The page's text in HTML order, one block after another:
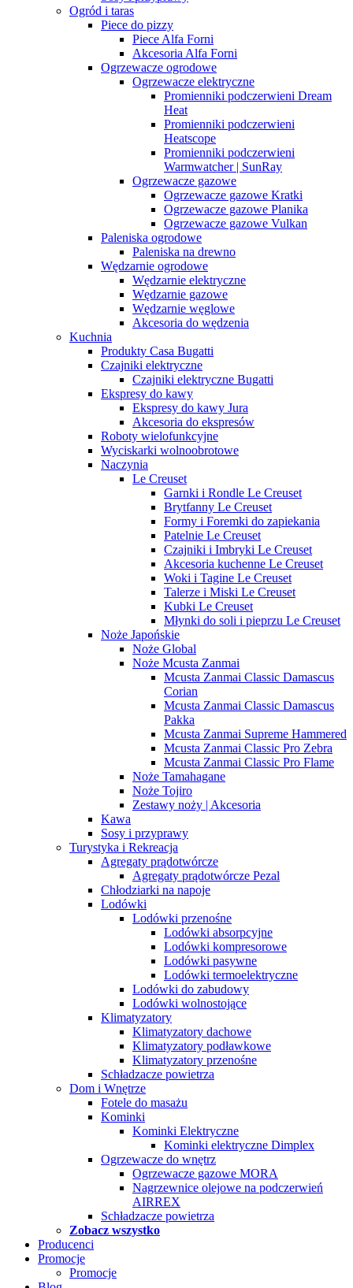
Ogród i taras
Piece do pizzy
Piece Alfa Forni
Akcesoria Alfa Forni
Ogrzewacze ogrodowe
Ogrzewacze elektryczne
Promienniki podczerwieni Dream
Heat
Promienniki podczerwieni
Heatscope
Promienniki podczerwieni
Warmwatcher | SunRay
Ogrzewacze gazowe
Ogrzewacze gazowe Kratki
Ogrzewacze gazowe Planika
Ogrzewacze gazowe Vulkan
Paleniska ogrodowe
Paleniska na drewno
Wędzarnie ogrodowe
Wędzarnie elektryczne
Wędzarnie gazowe
Wędzarnie węglowe
Akcesoria do wędzenia
Kuchnia
Produkty Casa Bugatti
Czajniki elektryczne
Czajniki elektryczne Bugatti
Ekspresy do kawy
Ekspresy do kawy Jura
Akcesoria do ekspresów
Roboty wielofunkcyjne
Wyciskarki wolnoobrotowe
Naczynia
Le Creuset
Garnki i Rondle Le Creuset
Brytfanny Le Creuset
Formy i Foremki do zapiekania
Patelnie Le Creuset
Czajniki i Imbryki Le Creuset
Akcesoria kuchenne Le Creuset
Woki i Tagine Le Creuset
Talerze i Miski Le Creuset
Kubki Le Creuset
Młynki do soli i pieprzu Le Creuset
Noże Japońskie
Noże Global
Noże Mcusta Zanmai
Mcusta Zanmai Classic Damascus
Corian
Mcusta Zanmai Classic Damascus
Pakka
Mcusta Zanmai Supreme Hammered
Mcusta Zanmai Classic Pro Zebra
Mcusta Zanmai Classic Pro Flame
Noże Tamahagane
Noże Tojiro
Zestawy noży | Akcesoria
Kawa
Sosy i przyprawy
Turystyka i Rekreacja
Agregaty prądotwórcze
Agregaty prądotwórcze Pezal
Chłodziarki na napoje
Lodówki
Lodówki przenośne
Lodówki absorpcyjne
Lodówki kompresorowe
Lodówki pasywne
Lodówki termoelektryczne
Lodówki do zabudowy
Lodówki wolnostojące
Klimatyzatory
Klimatyzatory dachowe
Klimatyzatory podławkowe
Klimatyzatory przenośne
Schładzacze powietrza
Dom i Wnętrze
Fotele do masażu
Kominki
Kominki Elektryczne
Kominki elektryczne Dimplex
Ogrzewacze do wnętrz
Ogrzewacze gazowe MORA
Nagrzewnice olejowe na podczerwień
AIRREX
Schładzacze powietrza
Zobacz wszystko
Producenci
Promocje
Promocje